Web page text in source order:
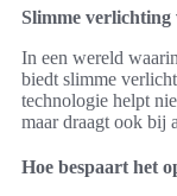
Slimme verlichting
In een wereld
biedt slimme
technologie helpt
maar draagt ook bij
Hoe bespaart het